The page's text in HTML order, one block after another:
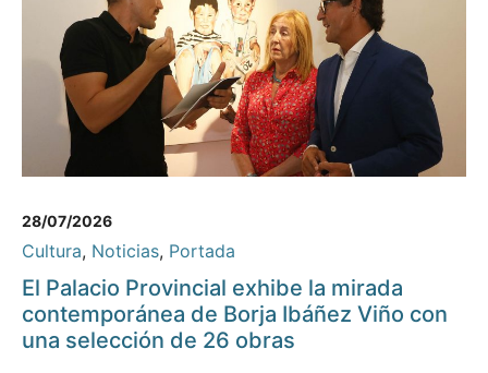
28/07/2026
Cultura, Noticias, Portada
El Palacio Provincial exhibe la mirada
contemporánea de Borja Ibáñez Viño con
una selección de 26 obras